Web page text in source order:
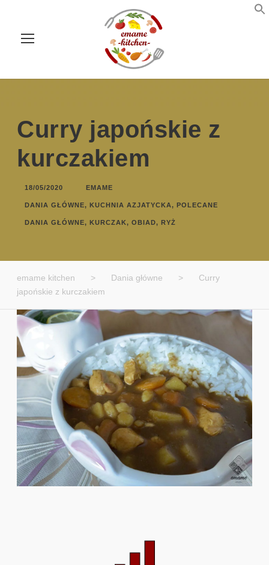
Curry japońskie z
kurczakiem
18/05/2020 EMAME
DANIA GŁÓWNE, KUCHNIA AZJATYCKA, POLECANE
DANIA GŁÓWNE, KURCZAK, OBIAD, RYŻ
emame kitchen > Dania główne >
Curry
japońskie z kurczakiem